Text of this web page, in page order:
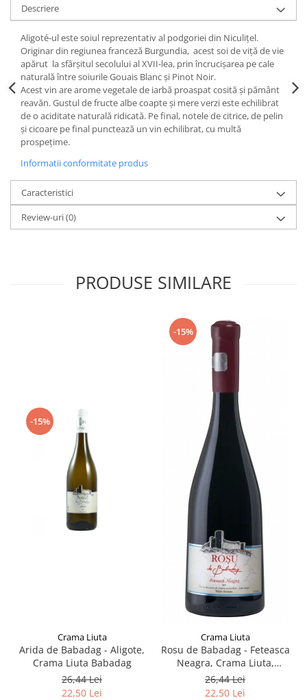
Descriere
Aligoté-ul este soiul reprezentativ al podgoriei din Niculițel.
Originar din regiunea franceză Burgundia, acest soi de viță de vie
apărut la sfârșitul secolului al XVII-lea, prin încrucișarea pe cale
naturală între soiurile Gouais Blanc și Pinot Noir.
Acest vin are arome vegetale de iarbă proaspat cosită și pământ
reavăn. Gustul de fructe albe coapte și mere verzi este echilibrat
de o aciditate naturală ridicată. Pe final, notele de citrice, de pelin
și cicoare pe final punctează un vin echilibrat, cu multă
prospețime.
Informatii conformitate produs
Caracteristici
Review-uri(0)
PRODUSE SIMILARE
-15%
Crama Liuta
Arida de Babadag - Aligote,
Crama Liuta Babadag
26,44 Lei
22,50 Lei
-15%
Crama Liuta
Rosu de Babadag - Feteasca
Neagra, Crama Liuta,
Babadag
26,44 Lei
22,50 Lei